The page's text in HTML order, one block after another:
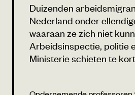
Duizenden
Nederland onder
waaraan ze zich niet
Arbeidsinspectie, politie
Ministerie schieten te kort.